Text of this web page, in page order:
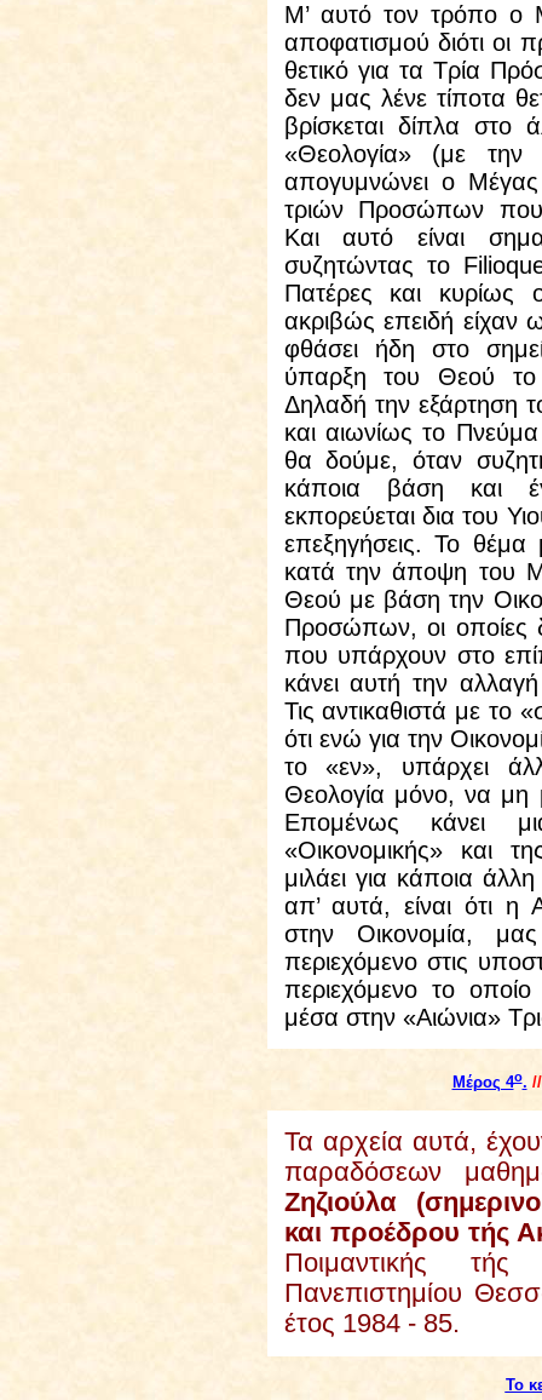
Μ’ αυτό τον τρόπο ο
αποφατισμού διότι οι
θετικό για τα Τρία
δεν μας λένε τίποτα
βρίσκεται δίπλα στο
«Θεολογία» (με την
απογυμνώνει ο Μέγας
τριών Προσώπων που
Και αυτό είναι
συζητώντας το
Πατέρες και κυρίως
ακριβώς επειδή είχαν
φθάσει ήδη στο
ύπαρξη του Θεού
Δηλαδή την εξάρτηση
και αιωνίως το
θα δούμε, όταν
κάποια βάση και
εκπορεύεται δια του
επεξηγήσεις. Το θέμα
κατά την άποψη του
Θεού με βάση την
Προσώπων, οι οποίες
που υπάρχουν στο
κάνει αυτή την
Τις αντικαθιστά με το
ότι ενώ για την
το «εν», υπάρχει
Θεολογία μόνο, να μη
Επομένως κάνει
«Οικονομικής» και
μιλάει για κάποια
απ’ αυτά, είναι ότι η
στην Οικονομία,
περιεχόμενο στις
περιεχόμενο το
μέσα στην «Αιώνια»
Μέρος 4ο.
Τα αρχεία αυτά,
παραδόσεων
Ζηζιούλα
και προέδρου τής
Ποιμαντικής
Πανεπιστημίου
έτος 1984 - 85.
Το